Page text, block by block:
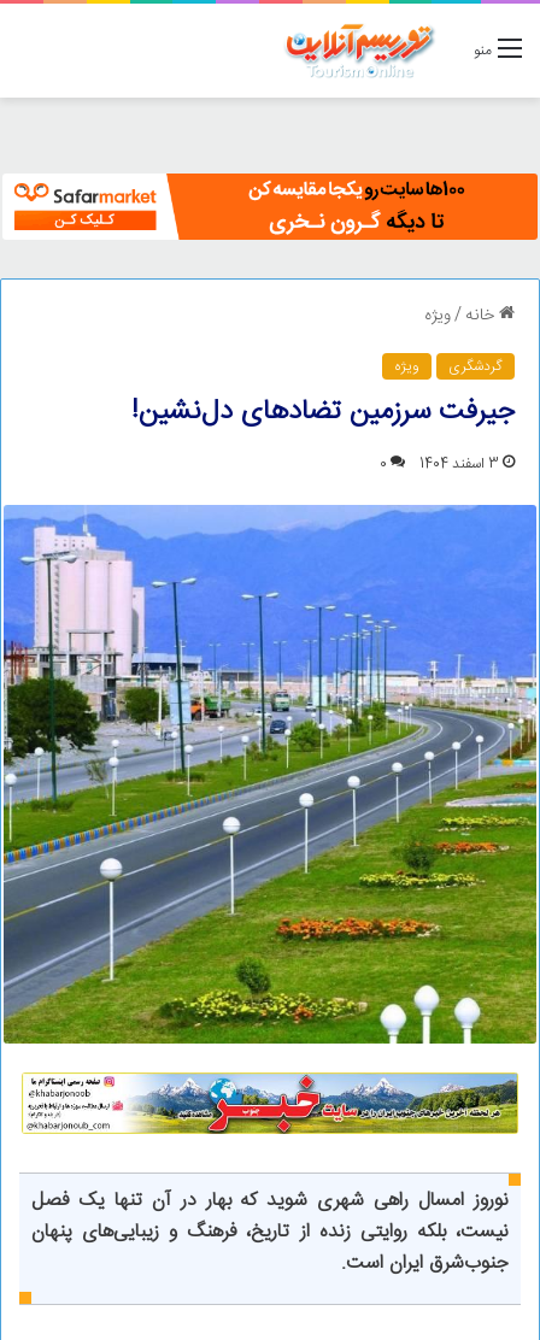
منو
خانه/ویژه
گردشگری ویژه
جیرفت سرزمین تضادهای دل‌نشین!
3 اسفند 1404 0
نوروز امسال راهی شهری شوید که بهار در آن تنها یک فصل
نیست، بلکه روایتی زنده از تاریخ، فرهنگ و زیبایی‌های پنهان
جنوب‌شرق ایران است.